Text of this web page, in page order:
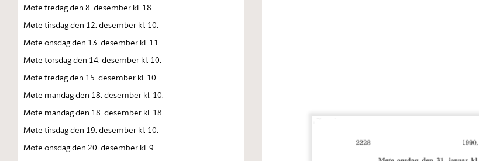
Møte fredag den 8. desember kl. 18.
Møte tirsdag den 12. desember kl. 10.
Møte onsdag den 13. desember kl. 11.
Møte torsdag den 14. desember kl. 10.
Møte fredag den 15. desember kl. 10.
Møte mandag den 18. desember kl. 10.
Møte mandag den 18. desember kl. 18.
Møte tirsdag den 19. desember kl. 10.
Møte onsdag den 20. desember kl. 9.